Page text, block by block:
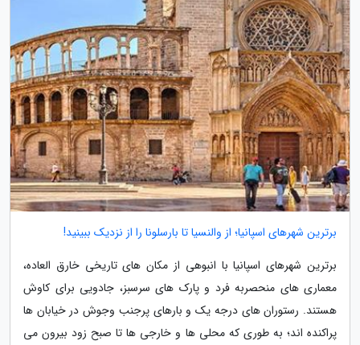
برترین شهرهای اسپانیا؛ از والنسیا تا بارسلونا را از نزدیک ببینید!
برترین شهرهای اسپانیا با انبوهی از مکان های تاریخی خارق العاده،
معماری های منحصربه فرد و پارک های سرسبز، جادویی برای کاوش
هستند. رستوران های درجه یک و بارهای پرجنب وجوش در خیابان ها
پراکنده اند؛ به طوری که محلی ها و خارجی ها تا صبح زود بیرون می